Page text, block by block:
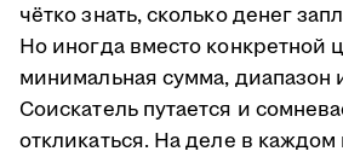
чётко знать, сколько денег
Но иногда вместо конкретной
минимальная сумма, диапазон
Соискатель путается и
откликаться. На деле в каждом